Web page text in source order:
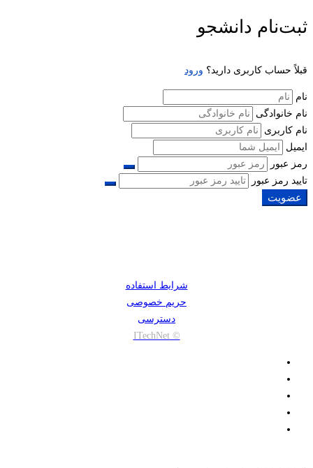
ثبت
نام
دانشجو
ثبت‌نام دانشجو
قبلاً حساب کاربری دارید؟ ورود
نام
نام خانوادگی
نام کاربری
ایمیل
رمز عبور
تایید رمز عبور
عضویت
شرایط استفاده
حریم خصوصی
دسترسی
© ITechNet